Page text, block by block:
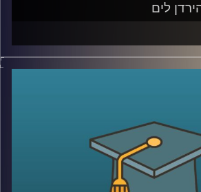
לים
לאמונה בצדקת
והרבה מאוד רגש. פרופסור
את המציאות הכואבת של
הרגשות. מהם הרגשות
ומהם המשפיעים ביותר?